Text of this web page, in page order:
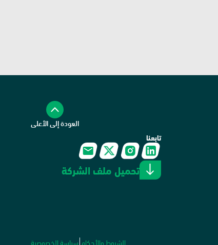
العودة إلى الأعلى
تابعنا
تحميل ملف الشركة
الشروط والأحكام سياسة الخصوصية